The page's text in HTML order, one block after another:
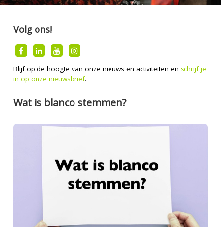
Volg ons!
Blijf op de hoogte van onze nieuws en activiteiten en schrijf je
in op onze nieuwsbrief.
Wat is blanco stemmen?